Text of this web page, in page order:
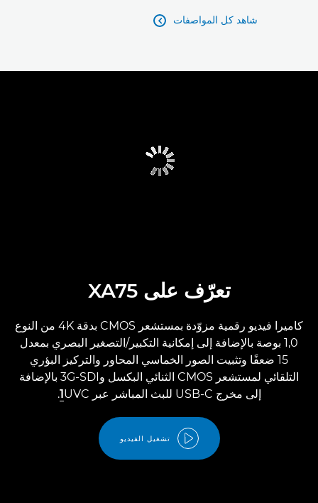
شاهد كل المواصفات 
تعرّف على XA75
كاميرا فيديو رقمية مزوّدة بمستشعر CMOS بدقة 4K من النوع
1,0 بوصة بالإضافة إلى إمكانية التكبير/التصغير البصري بمعدل
15 ضعفًا وتثبيت الصور الخماسي المحاور والتركيز البؤري
التلقائي لمستشعر CMOS الثنائي البكسل و3G-SDI بالإضافة
إلى مخرج USB-C للبث المباشر عبر UVC‏
1
.
تشغيل الفيديو